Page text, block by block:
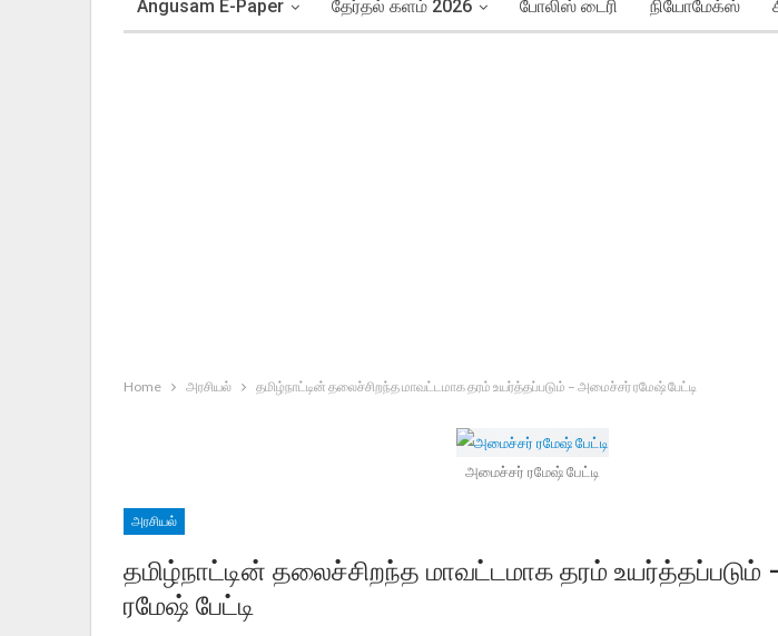
Angusam E-Paper தேர்தல் களம் 2026 போலிஸ் டைரி நியோமேக்ஸ்
Home அரசியல் தமிழ்நாட்டின் தலைச்சிறந்த மாவட்டமாக தரம் உயர்த்தப்படும் – அமைச்சர் ரமேஷ் பேட்டி
அமைச்சர் ரமேஷ் பேட்டி
அரசியல்
தமிழ்நாட்டின் தலைச்சிறந்த மாவட்டமாக தரம்
ரமேஷ் பேட்டி